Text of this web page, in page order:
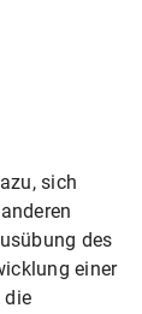
sich
des
einer
die